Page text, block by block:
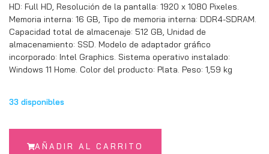
HD: Full HD, Resolución de la pantalla: 1920 x 1080 Pixeles.
Memoria interna: 16 GB, Tipo de memoria interna: DDR4-SDRAM.
Capacidad total de almacenaje: 512 GB, Unidad de
almacenamiento: SSD. Modelo de adaptador gráfico
incorporado: Intel Graphics. Sistema operativo instalado:
Windows 11 Home. Color del producto: Plata. Peso: 1,59 kg
33 disponibles
AÑADIR AL CARRITO